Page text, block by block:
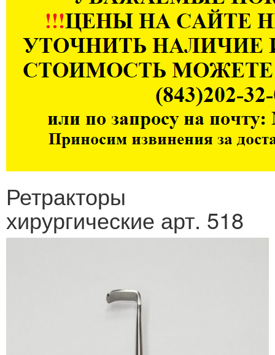
Ретракторы
хирургические арт. 518